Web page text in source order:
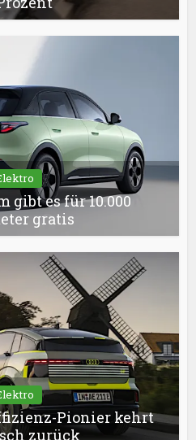
gibt es für 10.000
gratis
Pionier kehrt
zurück